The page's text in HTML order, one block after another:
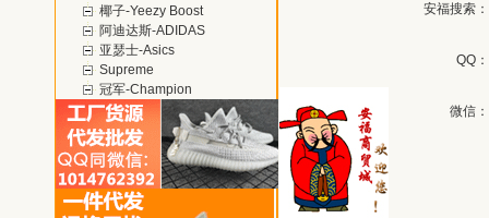
椰子-Yeezy Boost
阿迪达斯-ADIDAS
亚瑟士-Asics
Supreme
冠军-Champion
安福搜索：
QQ：
微信：